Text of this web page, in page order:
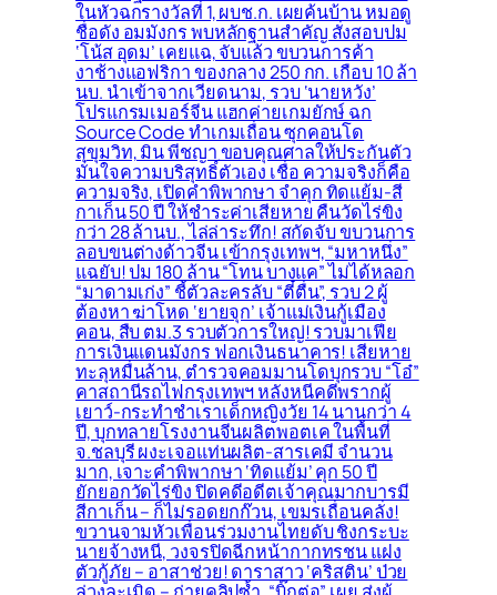
ในหัวฉกรางวัลที่ 1, ผบช.ก. เผยค้นบ้าน หมอดู
ชื่อดัง อมมังกร พบหลักฐานสำคัญ สั่งสอบปม
‘โน้ส อุดม’ เคยแฉ, จับแล้ว ขบวนการค้า
งาช้างแอฟริกา ของกลาง 250 กก. เกือบ 10 ล้า
นบ. นำเข้าจากเวียดนาม, รวบ ‘นายหวัง’
โปรแกรมเมอร์จีน แฮกค่ายเกมยักษ์ ฉก
Source Code ทำเกมเถื่อน ซุกคอนโด
สุขุมวิท, มิน พีชญา ขอบคุณศาลให้ประกันตัว
มั่นใจความบริสุทธิ์ตัวเอง เชื่อ ความจริงก็คือ
ความจริง, เปิดคำพิพากษา จำคุก ทิดแย้ม-สี
กาเก็น 50 ปี ให้ชำระค่าเสียหาย คืนวัดไร่ขิง
กว่า 28 ล้านบ., ไล่ล่าระทึก! สกัดจับ ขบวนการ
ลอบขนต่างด้าวจีน เข้ากรุงเทพฯ, “มหาหนึ่ง”
แฉยับ! ปม 180 ล้าน “โทน บางแค” ไม่ได้หลอก
“มาดามเก่ง” ชี้ตัวละครลับ “ตี๋ตื่น”, รวบ 2 ผู้
ต้องหา ฆ่าโหด ‘ยายจุก’ เจ้าแม่เงินกู้เมือง
คอน, สืบ ตม.3 รวบตัวการใหญ่! รวบมาเฟีย
การเงินแดนมังกร ฟอกเงินธนาคาร! เสียหาย
ทะลุหมื่นล้าน, ตำรวจคอมมานโดบุกรวบ “โอ๋”
คาสถานีรถไฟกรุงเทพฯ หลังหนีคดีพรากผู้
เยาว์-กระทำชำเราเด็กหญิงวัย 14 นานกว่า 4
ปี, บุกทลายโรงงานจีนผลิตพอตเค ในพื้นที่
จ.ชลบุรี ผงะเจอแท่นผลิต-สารเคมี จำนวน
มาก, เจาะคำพิพากษา ‘ทิดแย้ม’ คุก 50 ปี
ยักยอกวัดไร่ขิง ปิดคดีอดีตเจ้าคุณมากบารมี
สีกาเก็น – ก็ไม่รอดยกก๊วน, เขมรเถื่อนคลั่ง!
ขวานจามหัวเพื่อนร่วมงานไทยดับ ชิงกระบะ
นายจ้างหนี, วงจรปิดฉีกหน้ากากทรชน แฝง
ตัวกู้ภัย – อาสาช่วย! ดาราสาว ‘คริสติน’ ป่วย